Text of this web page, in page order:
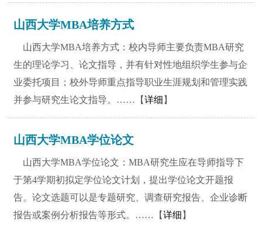
山西大学MBA培养方式
山西大学MBA培养方式：校内导师主要负责MBA研究
生的理论学习、论文指导，并有针对性地组织学生参与企
业委托项目；校外导师重点指导职业生涯规划和管理实践
并参与研究生论文指导。……【详细 】
山西大学MBA学位论文
山西大学MBA学位论文：MBA研究生应在导师指导下
于第4学期初拟定学位论文计划，提出学位论文开题报
告。论文选题可以是专题研究、调查研究报告、企业诊断
报告或案例分析报告等形式。……【详细 】